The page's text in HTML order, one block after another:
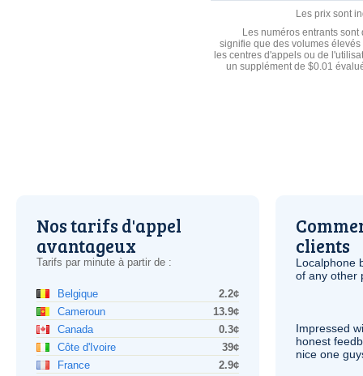
Les prix sont
Les numéros entrants
signifie que des volumes
les centres d'appels ou de
un supplément de $0.01
Nos tarifs d'appel
avantageux
Tarifs par minute à partir de :
Belgique
2.2¢
Cameroun
13.9¢
Canada
0.3¢
Côte d'Ivoire
39¢
France
2.9¢
clients
Localphone
of any other
Impressed
honest
nice one